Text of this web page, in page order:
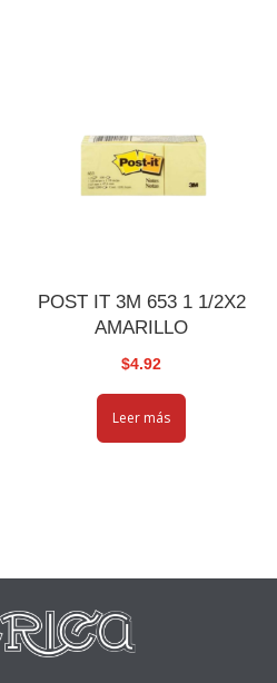
POST IT 3M 653 1 1/2X2
AMARILLO
$4.92
Leer más